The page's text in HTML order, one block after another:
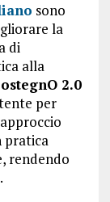
sono
la
di
alla
2.0
per
pratica
rendendo